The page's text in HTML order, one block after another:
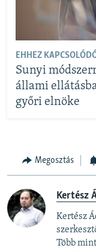
EHHEZ
Sunyi
állami
győri elnöke
Megosztás
Kertész
Kertész
Több